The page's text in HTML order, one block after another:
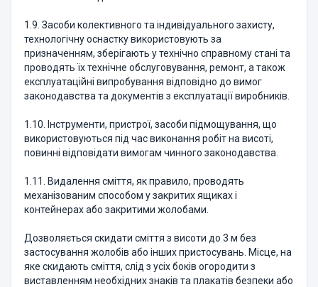
1.9. Засоби колективного та індивідуального захисту,
технологічну оснастку використовують за
призначенням, зберігають у технічно справному стані та
проводять їх технічне обслуговування, ремонт, а також
експлуатаційні випробування відповідно до вимог
законодавства та документів з експлуатації виробників.
1.10. Інструменти, пристрої, засоби підмощування, що
використовуються під час виконання робіт на висоті,
повинні відповідати вимогам чинного законодавства.
1.11. Видалення сміття, як правило, проводять
механізованим способом у закритих ящиках і
контейнерах або закритими жолобами.
Дозволяється скидати сміття з висоти до 3 м без
застосування жолобів або інших пристосувань. Місце, на
яке скидають сміття, слід з усіх боків огородити з
виставленням необхідних знаків та плакатів безпеки або